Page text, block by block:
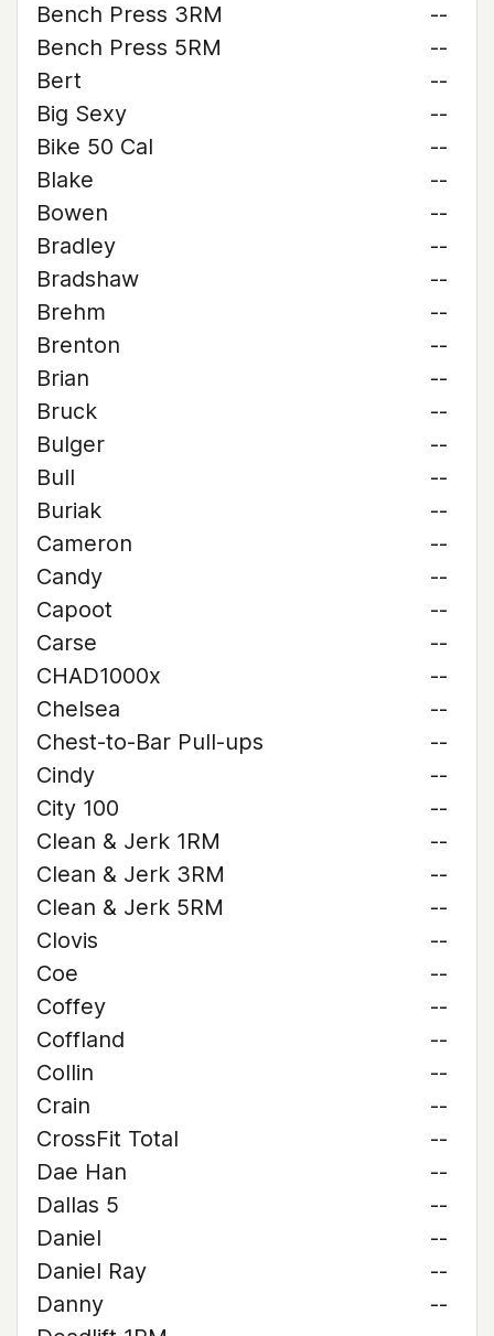
Bench Press 3RM
--
Bench Press 5RM
--
Bert
--
Big Sexy
--
Bike 50 Cal
--
Blake
--
Bowen
--
Bradley
--
Bradshaw
--
Brehm
--
Brenton
--
Brian
--
Bruck
--
Bulger
--
Bull
--
Buriak
--
Cameron
--
Candy
--
Capoot
--
Carse
--
CHAD1000x
--
Chelsea
--
Chest-to-Bar Pull-ups
--
Cindy
--
City 100
--
Clean & Jerk 1RM
--
Clean & Jerk 3RM
--
Clean & Jerk 5RM
--
Clovis
--
Coe
--
Coffey
--
Coffland
--
Collin
--
Crain
--
CrossFit Total
--
Dae Han
--
Dallas 5
--
Daniel
--
Daniel Ray
--
Danny
--